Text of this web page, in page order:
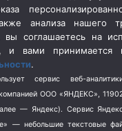
(3)
Украине
(404)
анализа нашего
вы соглашаетесь на
и вами
.
сервис веб-
ООО «ЯНДЕКС»,
— Яндекс). Сервис
— небольшие текстовые